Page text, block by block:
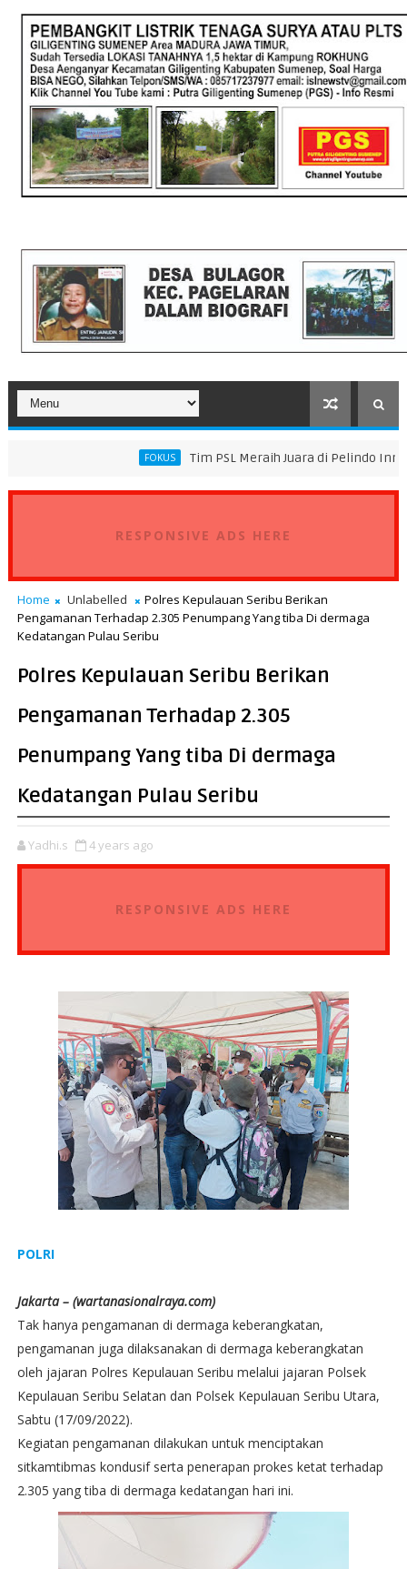
Tim PSL Meraih Juara di Pelindo Innovation Award
RESPONSIVE ADS HERE
Home Unlabelled
Polres Kepulauan Seribu Berikan
Pengamanan Terhadap 2.305 Penumpang Yang tiba Di dermaga
Kedatangan Pulau Seribu
Polres Kepulauan Seribu Berikan
Pengamanan Terhadap 2.305
Penumpang Yang tiba Di dermaga
Kedatangan Pulau Seribu
Yadhi.s 4 years ago
RESPONSIVE ADS HERE
POLRI
Jakarta – (wartanasionalraya.com)
Tak hanya pengamanan di dermaga keberangkatan,
pengamanan juga dilaksanakan di dermaga keberangkatan
oleh jajaran Polres Kepulauan Seribu melalui jajaran Polsek
Kepulauan Seribu Selatan dan Polsek Kepulauan Seribu Utara,
Sabtu (17/09/2022).
Kegiatan pengamanan dilakukan untuk menciptakan
sitkamtibmas kondusif serta penerapan prokes ketat terhadap
2.305 yang tiba di dermaga kedatangan hari ini.